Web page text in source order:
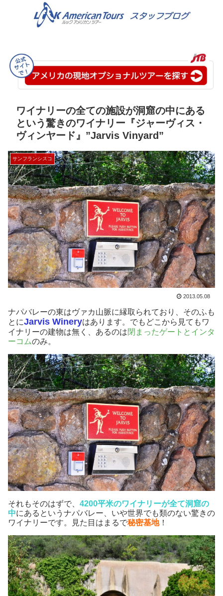
ワイナリーの全ての施設が洞窟の中にある
という驚きのワイナリー『ジャーヴィス・
ヴィンヤード』”Jarvis Vinyard”
サンフランシスコ
2013.05.08
ナパバレーの東はヴァカ山脈に縁取られており、そのふも
とにJarvis Wineryはあります。でもどこから見てもワ
イナリーの建物は無く、あるのは閉まったゲートとインタ
ーコムのみ。
それもそのはずで、 4200平米のワイナリーが全て洞窟の
中にあるというナパバレー、いや世界でも類のない驚きの
ワイナリーです。見た目はまるで秘密基地！